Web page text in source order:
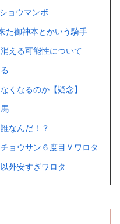
ョウマンボ
た御神本とかいう騎手
える可能性について
くなるのか【疑念】
なんだ！？
ョウサン６度目Ｖワロタ
外安すぎワロタ